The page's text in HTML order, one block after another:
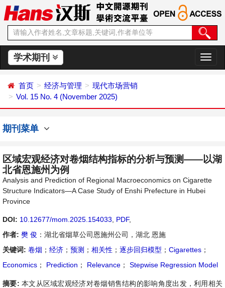
学术期刊
切
换
首页 经济与管理
现代市场营销
Vol. 15 No. 4 (November 2025)
期刊菜单
区域宏观经济对卷烟结构指标的分析与预测——以湖
北省恩施州为例
Analysis and Prediction of Regional Macroeconomics on Cigarette
Structure Indicators—A Case Study of Enshi Prefecture in Hubei
Province
DOI: 10.12677/mom.2025.154033 PDF,
作者: 樊 俊 ：湖北省烟草公司恩施州公司，湖北 恩施
关键词: 卷烟 ； 经济 ； 预测 ； 相关性 ； 逐步回归模型 ； Cigarettes ；
Economics ； Prediction ； Relevance ； Stepwise Regression Model
摘要: 本文从区域宏观经济对卷烟销售结构的影响角度出发，利用相关